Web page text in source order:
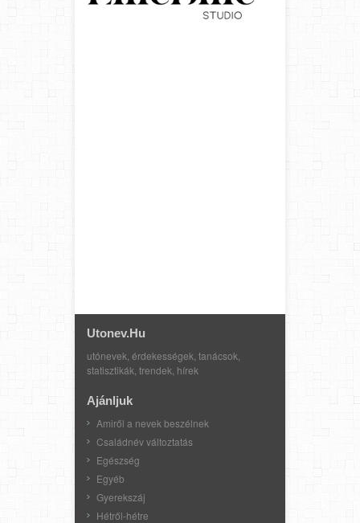
Utonev.hu
utónevek, érdekességek, tanácsok,
statisztikák, trendek, hírek
Ajánljuk
Amiről a nevek beszélnek
Családnév változtatás
Egészség
Egyéb
Gyerekszáj
Hétről-hétre